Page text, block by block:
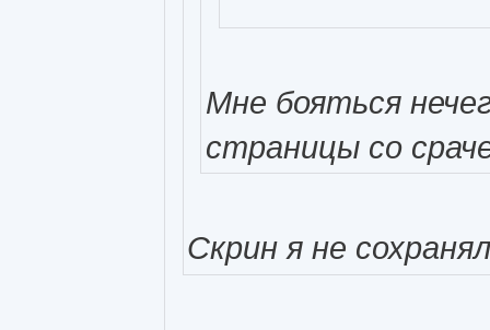
Мне бояться
страницы со
Скрин я не